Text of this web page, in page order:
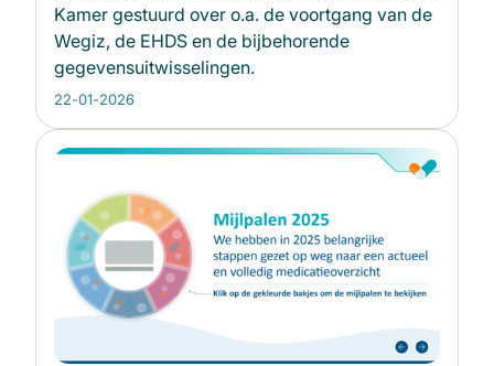
Kamer gestuurd over o.a. de voortgang van de
Wegiz, de EHDS en de bijbehorende
gegevensuitwisselingen.
22-01-2026